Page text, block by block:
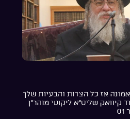
אז כל הצרות והבעיות שלך
קיוואק שליט”א ליקוטי מוהר”ן